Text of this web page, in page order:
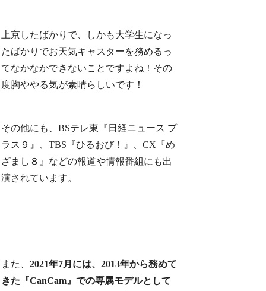
上京したばかりで、しかも大学生になっ
たばかりでお天気キャスターを務めるっ
てなかなかできないことですよね！その
度胸ややる気が素晴らしいです！
その他にも、BSテレ東『日経ニュース プ
ラス９』、TBS『ひるおび！』、CX『め
ざまし８』などの報道や情報番組にも出
演されています。
また、2021年7月には、2013年から務めて
きた『CanCam』での専属モデルとして